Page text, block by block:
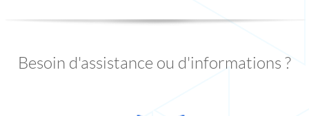
Besoin d'assistance ou d'informations ?